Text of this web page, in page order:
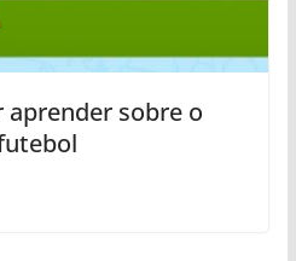
aprender sobre o